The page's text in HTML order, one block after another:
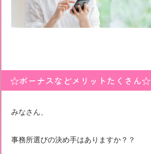
☆ボーナスなどメリットたくさん☆
みなさん、
事務所選びの決め手はありますか？？